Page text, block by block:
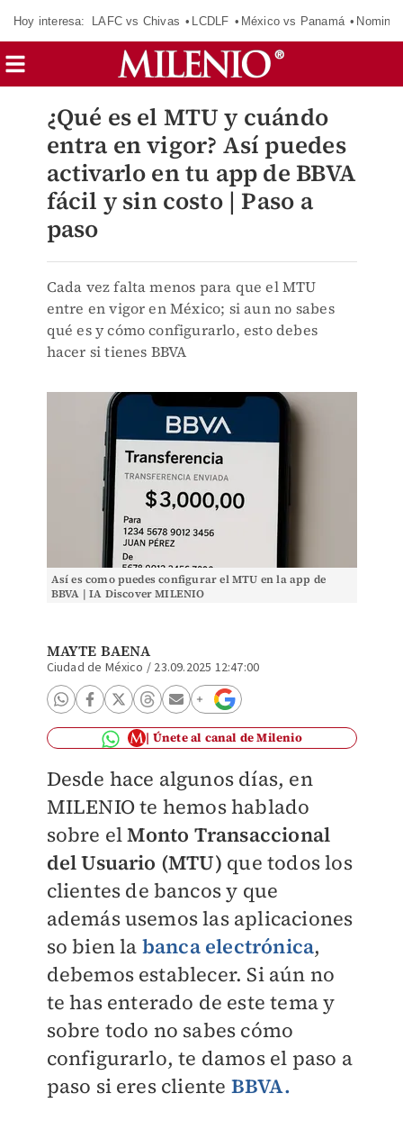
Hoy interesa: LAFC vs Chivas LCDLF México vs Panamá
¿Qué es el MTU y cuándo
entra en vigor? Así puedes
activarlo en tu app de BBVA
fácil y sin costo | Paso a
paso
Cada vez falta menos para que el MTU
entre en vigor en México; si aun no sabes
qué es y cómo configurarlo, esto debes
hacer si tienes BBVA
Así es como puedes configurar el MTU en la app de
BBVA | IA Discover MILENIO
MAYTE BAENA
Ciudad de México / 23.09.2025 12:47:00
Únete al canal de Milenio
Desde hace algunos días, en
MILENIOte hemos hablado
sobre elMonto Transaccional
del Usuario (MTU) que todos los
clientes de bancos y que
además usemos las aplicaciones
so bien la banca electrónica,
debemos establecer. Si aún no
te has enterado de este tema y
sobre todo no sabes cómo
configurarlo, te damos el paso a
paso si eres cliente BBVA.